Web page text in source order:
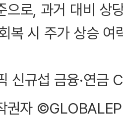
으로, 과거 대비 상
복 시 주가 상승 여
신규섭 금융·연
권자